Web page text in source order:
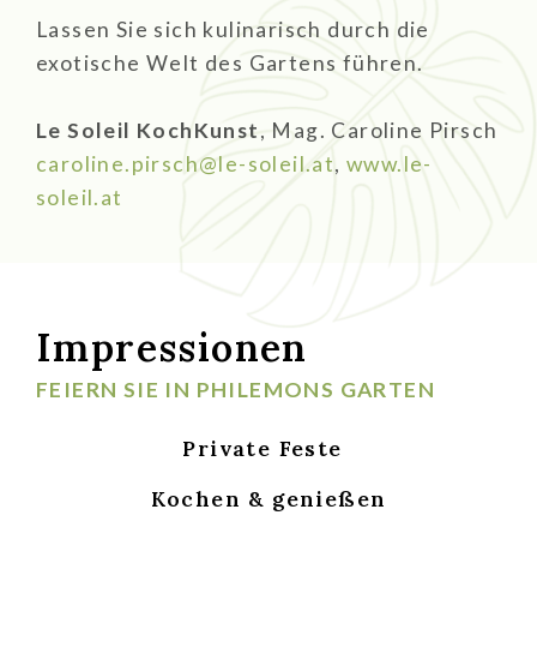
Lassen Sie sich kulinarisch durch die
exotische Welt des Gartens führen.
Le Soleil KochKunst, Mag. Caroline Pirsch
caroline.pirsch@le-soleil.at,www.le-
soleil.at
Impressionen
FEIERN SIE IN PHILEMONS GARTEN
Private Feste
Kochen & genießen